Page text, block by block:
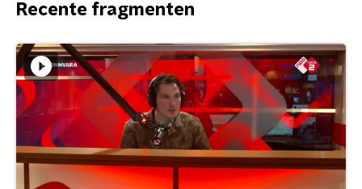
Recente fragmenten